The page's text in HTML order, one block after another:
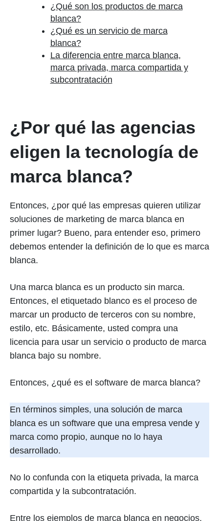
¿Qué son los productos de marca
blanca?
¿Qué es un servicio de marca
blanca?
La diferencia entre marca blanca,
marca privada, marca compartida y
subcontratación
¿Por qué las agencias
eligen la tecnología de
marca blanca?
Entonces, ¿por qué las empresas quieren utilizar
soluciones de marketing de marca blanca en
primer lugar? Bueno, para entender eso, primero
debemos entender la definición de lo que es marca
blanca.
Una marca blanca es un producto sin marca.
Entonces, el etiquetado blanco es el proceso de
marcar un producto de terceros con su nombre,
estilo, etc. Básicamente, usted compra una
licencia para usar un servicio o producto de marca
blanca bajo su nombre.
Entonces, ¿qué es el software de marca blanca?
En términos simples, una solución de marca
blanca es un software que una empresa vende y
marca como propio, aunque no lo haya
desarrollado.
No lo confunda con la etiqueta privada, la marca
compartida y la subcontratación.
Entre los ejemplos de marca blanca en negocios,